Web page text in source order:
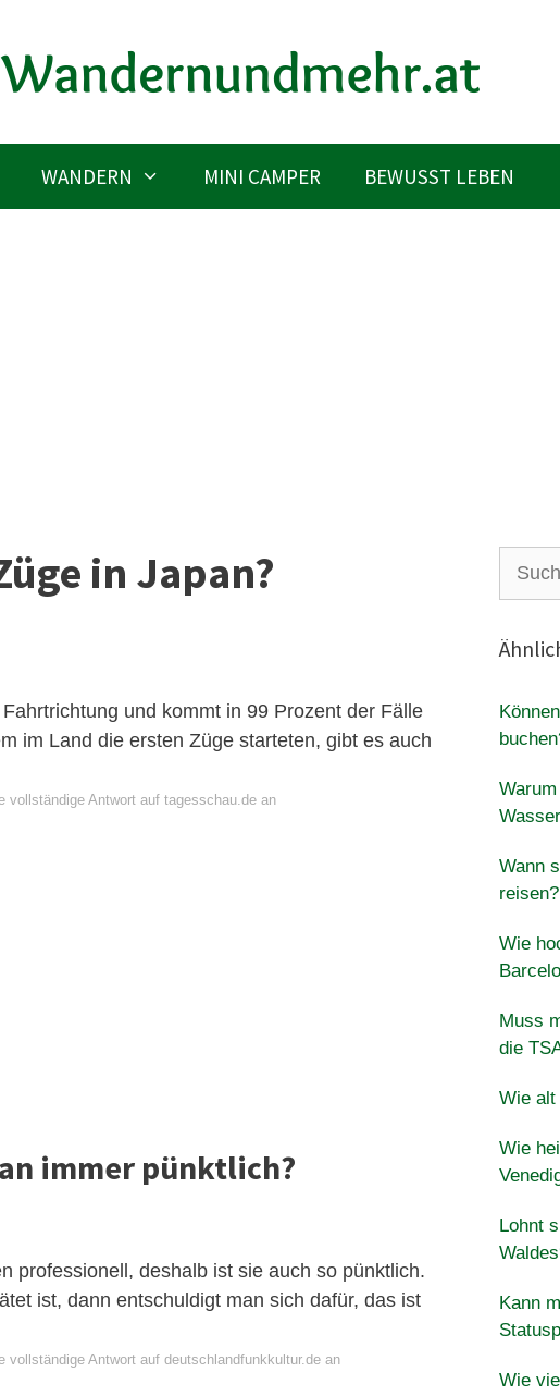
WANDERN MINI CAMPER BEWUSST LEBEN
in Japan?
und kommt in 99 Prozent der Fälle
im Land die ersten Züge starteten, gibt es auch
vollständige Antwort auf tagesschau.de an
immer pünktlich?
professionell, deshalb ist sie auch so pünktlich.
ist, dann entschuldigt man sich dafür, das ist
vollständige Antwort auf deutschlandfunkkultur.de an
nach:
Wann
reisen?
Wie
Muss
die
Wie alt
Wie
Lohnt
Kann
Wie